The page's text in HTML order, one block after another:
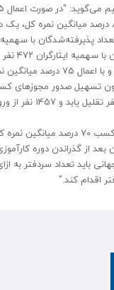
درصد برتر تعداد پذیرفته شدگان
داده‌های آماری بیانگر آن است که
از گذراندن دوره
اقدام کند."